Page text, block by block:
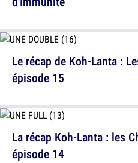
Le récap de Koh-Lanta :
épisode 15
La récap Koh-Lanta : les
épisode 14